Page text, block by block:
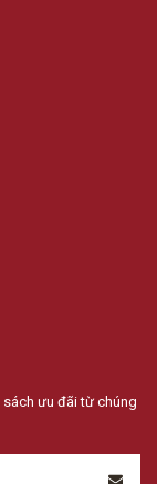
ưu đãi từ chúng